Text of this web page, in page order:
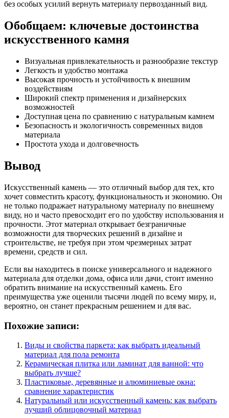
без особых усилий вернуть материалу первозданный вид.
Обобщаем: ключевые достоинства
искусственного камня
Визуальная привлекательность и разнообразие текстур
Легкость и удобство монтажа
Высокая прочность и устойчивость к внешним
воздействиям
Широкий спектр применения и дизайнерских
возможностей
Доступная цена по сравнению с натуральным камнем
Безопасность и экологичность современных видов
материала
Простота ухода и долговечность
Вывод
Искусственный камень — это отличный выбор для тех, кто
хочет совместить красоту, функциональность и экономию. Он
не только подражает натуральному материалу по внешнему
виду, но и часто превосходит его по удобству использования и
прочности. Этот материал открывает безграничные
возможности для творческих решений в дизайне и
строительстве, не требуя при этом чрезмерных затрат
времени, средств и сил.
Если вы находитесь в поиске универсального и надежного
материала для отделки дома, офиса или дачи, стоит именно
обратить внимание на искусственный камень. Его
преимущества уже оценили тысячи людей по всему миру, и,
вероятно, он станет прекрасным решением и для вас.
Похожие записи:
Виды и свойства паркета: как выбрать идеальный
материал для пола ремонта
Керамическая плитка или ламинат для ванной: что
выбрать лучше?
Пластиковые, деревянные и алюминиевые окна:
сравнение характеристик
Натуральный или искусственный камень: как выбрать
лучший облицовочный материал